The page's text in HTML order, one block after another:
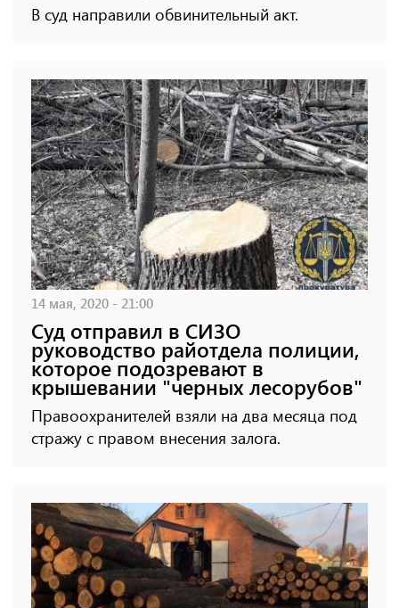
В суд направили обвинительный акт.
14 мая, 2020 - 21:00
Суд отправил в СИЗО
руководство райотдела полиции,
которое подозревают в
крышевании "черных лесорубов"
Правоохранителей взяли на два месяца под
стражу с правом внесения залога.